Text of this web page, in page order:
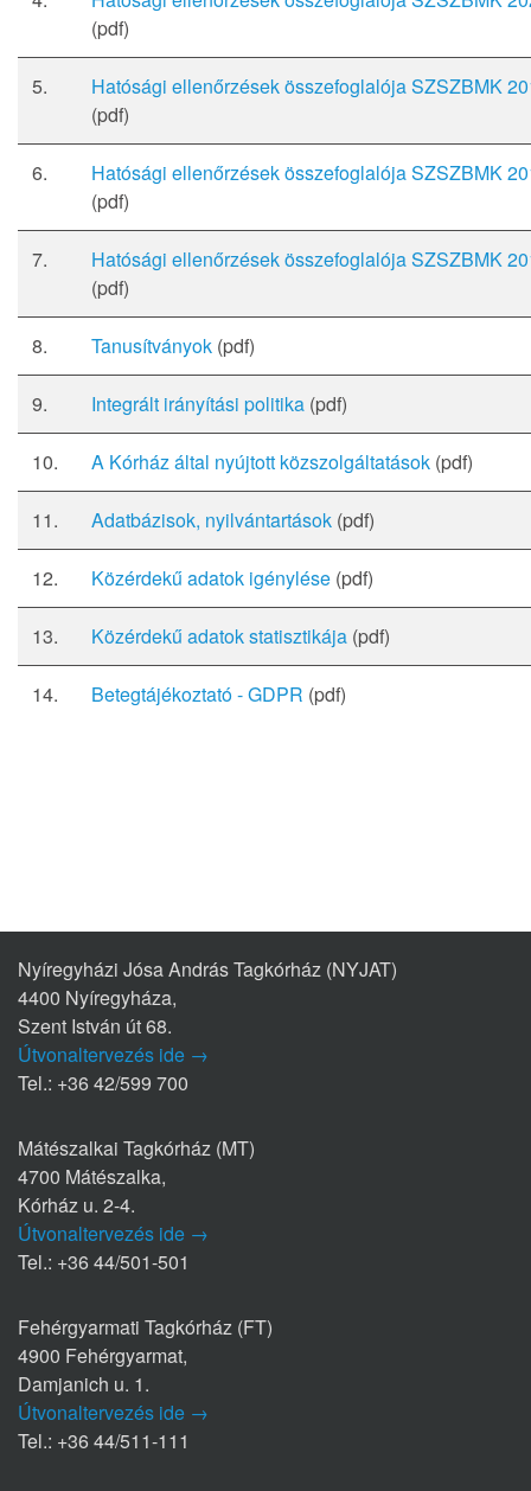
(pdf)
5.
Hatósági ellenőrzések összefoglalója SZSZBMK
(pdf)
6.
Hatósági ellenőrzések összefoglalója SZSZBMK
(pdf)
7.
Hatósági ellenőrzések összefoglalója SZSZBMK
(pdf)
8. Tanusítványok (pdf)
9. Integrált irányítási politika (pdf)
10. A Kórház által nyújtott közszolgáltatások (pdf)
11. Adatbázisok, nyilvántartások (pdf)
12. Közérdekű adatok igénylése (pdf)
13. Közérdekű adatok statisztikája (pdf)
14. Betegtájékoztató - GDPR (pdf)
Nyíregyházi Jósa András Tagkórház (NYJAT)
4400 Nyíregyháza,
Szent István út 68.
Útvonaltervezés ide →
Tel.: +36 42/599 700
Mátészalkai Tagkórház (MT)
4700 Mátészalka,
Kórház u. 2-4.
Útvonaltervezés ide →
Tel.: +36 44/501-501
Fehérgyarmati Tagkórház (FT)
4900 Fehérgyarmat,
Damjanich u. 1.
Útvonaltervezés ide →
Tel.: +36 44/511-111